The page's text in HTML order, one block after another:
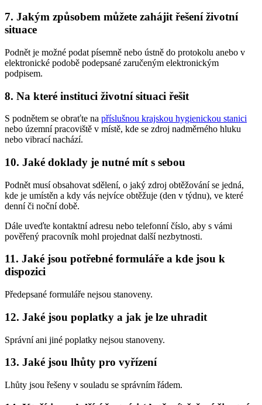
7. Jakým způsobem můžete zahájit řešení životní
situace
Podnět je možné podat písemně nebo ústně do protokolu anebo v
elektronické podobě podepsané zaručeným elektronickým
podpisem.
8. Na které instituci životní situaci řešit
S podnětem se obraťte na příslušnou krajskou hygienickou stanici
nebo územní pracoviště v místě, kde se zdroj nadměrného hluku
nebo vibrací nachází.
10. Jaké doklady je nutné mít s sebou
Podnět musí obsahovat sdělení, o jaký zdroj obtěžování se jedná,
kde je umístěn a kdy vás nejvíce obtěžuje (den v týdnu), ve které
denní či noční době.
Dále uveďte kontaktní adresu nebo telefonní číslo, aby s vámi
pověřený pracovník mohl projednat další nezbytnosti.
11. Jaké jsou potřebné formuláře a kde jsou k
dispozici
Předepsané formuláře nejsou stanoveny.
12. Jaké jsou poplatky a jak je lze uhradit
Správní ani jiné poplatky nejsou stanoveny.
13. Jaké jsou lhůty pro vyřízení
Lhůty jsou řešeny v souladu se správním řádem.